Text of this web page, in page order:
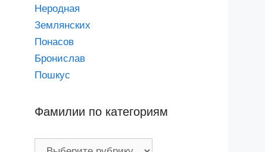
Неродная
Землянских
Понасов
Бронислав
Пошкус
Фамилии по категориям